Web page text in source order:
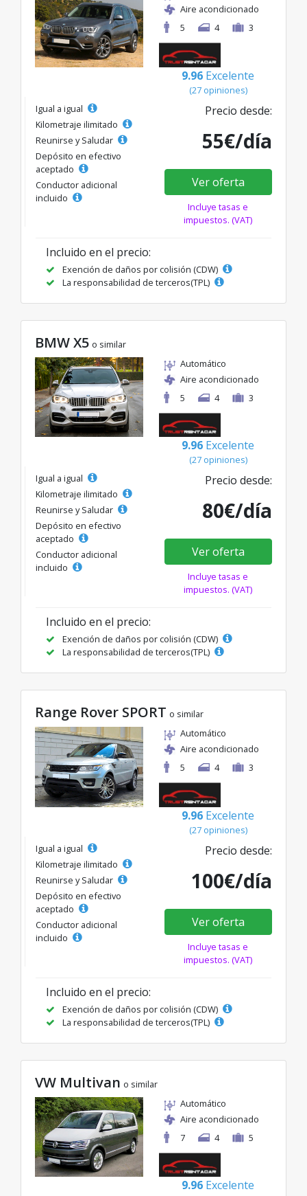
Aire acondicionado
5
4 3
9.96 Excelente
(27 opiniones)
Igual a igual
Kilometraje ilimitado
Reunirse y Saludar
Depósito en efectivo
aceptado
Conductor adicional
incluido
Precio desde:
55€/día
Ver oferta
Incluye tasas e
impuestos. (VAT)
Incluido en el precio:
Exención de daños por colisión (CDW)
La responsabilidad de terceros(TPL)
BMW X5 o similar
Automático
Aire acondicionado
5
4 3
9.96 Excelente
(27 opiniones)
Igual a igual
Kilometraje ilimitado
Reunirse y Saludar
Depósito en efectivo
aceptado
Conductor adicional
incluido
Precio desde:
80€/día
Ver oferta
Incluye tasas e
impuestos. (VAT)
Incluido en el precio:
Exención de daños por colisión (CDW)
La responsabilidad de terceros(TPL)
Range Rover SPORT o similar
Automático
Aire acondicionado
5
4 3
9.96 Excelente
(27 opiniones)
Igual a igual
Kilometraje ilimitado
Reunirse y Saludar
Depósito en efectivo
aceptado
Conductor adicional
incluido
Precio desde:
100€/día
Ver oferta
Incluye tasas e
impuestos. (VAT)
Incluido en el precio:
Exención de daños por colisión (CDW)
La responsabilidad de terceros(TPL)
VW Multivan o similar
Automático
Aire acondicionado
7
4 5
9.96 Excelente